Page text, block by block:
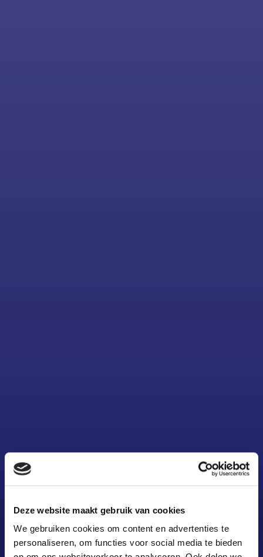
Deze website maakt gebruik van cookies
We gebruiken cookies om content en advertenties te
personaliseren, om functies voor social media te bieden